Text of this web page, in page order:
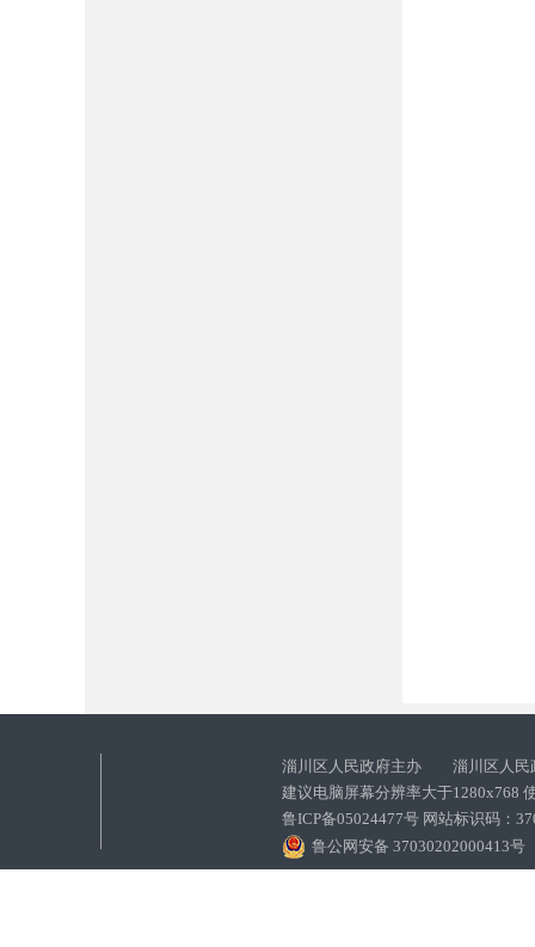
淄川区人民政府主办 淄川区人民
建议电脑屏幕分辨率大于1280x768
鲁ICP备05024477号 网站标识码：
鲁公网安备 37030202000413号